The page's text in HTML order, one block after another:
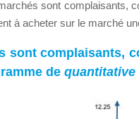
sont complaisants,
à acheter sur le marché
complaisants,
de quantitative